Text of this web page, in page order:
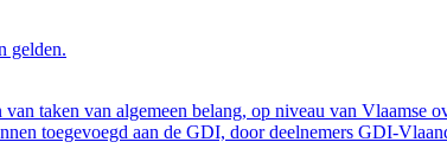
gelden.
taken van algemeen belang, op niveau van Vlaamse
toegevoegd aan de GDI, door deelnemers GDI-